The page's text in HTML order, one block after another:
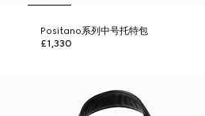
Positano系列中号托特包
£1,330